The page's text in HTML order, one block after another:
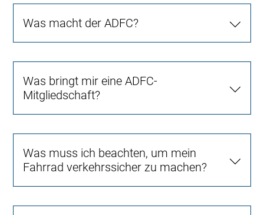
Was macht der ADFC?
Was bringt mir eine ADFC-
Mitgliedschaft?
Was muss ich beachten, um mein
Fahrrad verkehrssicher zu machen?